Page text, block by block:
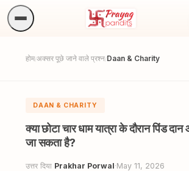
होम/अक्सर पूछे जाने वाले प्रश्न/Daan & Charity
DAAN & CHARITY
क्या छोटा चार धाम यात्रा के दौरान पिंड
जा सकता है?
उत्तर दिया Prakhar Porwal·May 11, 2026